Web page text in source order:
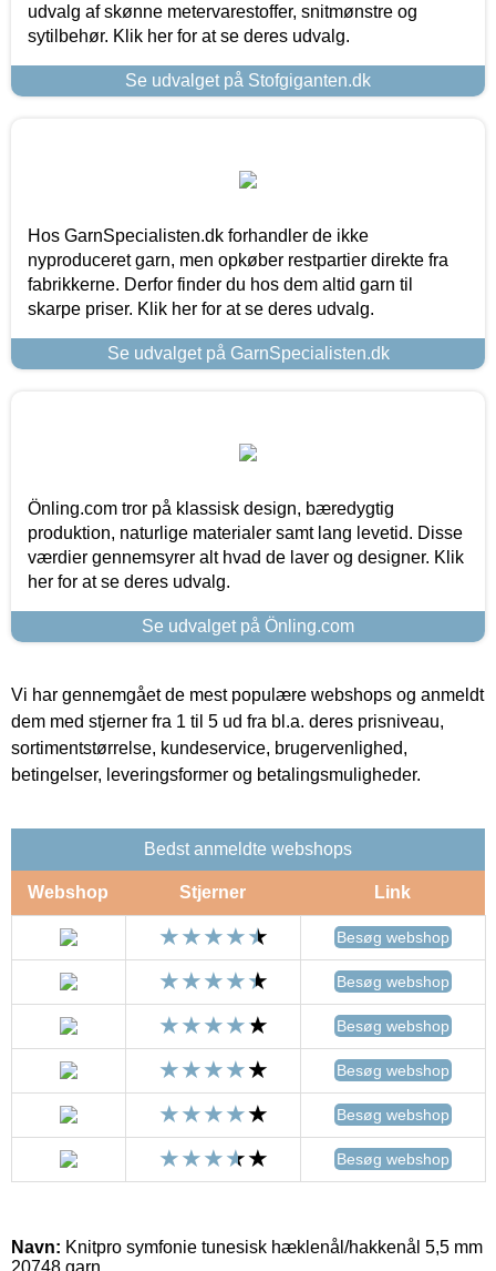
udvalg af skønne metervarestoffer, snitmønstre og
sytilbehør. Klik her for at se deres udvalg.
Se udvalget på Stofgiganten.dk
Hos GarnSpecialisten.dk forhandler de ikke
nyproduceret garn, men opkøber restpartier direkte fra
fabrikkerne. Derfor finder du hos dem altid garn til
skarpe priser. Klik her for at se deres udvalg.
Se udvalget på GarnSpecialisten.dk
Önling.com tror på klassisk design, bæredygtig
produktion, naturlige materialer samt lang levetid. Disse
værdier gennemsyrer alt hvad de laver og designer. Klik
her for at se deres udvalg.
Se udvalget på Önling.com
Vi har gennemgået de mest populære webshops og anmeldt
dem med stjerner fra 1 til 5 ud fra bl.a. deres prisniveau,
sortimentstørrelse, kundeservice, brugervenlighed,
betingelser, leveringsformer og betalingsmuligheder.
Bedst anmeldte webshops
Webshop Stjerner Link
Besøg webshop
Besøg webshop
Besøg webshop
Besøg webshop
Besøg webshop
Besøg webshop
Navn: Knitpro symfonie tunesisk hæklenål/hakkenål 5,5 mm
20748 garn